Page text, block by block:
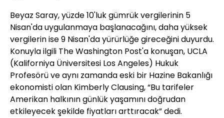
Beyaz Saray, yüzde 10'luk gümrük vergilerinin 5
Nisan'da uygulanmaya başlanacağını, daha yüksek
vergilerin ise 9 Nisan'da yürürlüğe gireceğini duyurdu.
Konuyla ilgili The Washington Post'a konuşan, UCLA
(Kaliforniya Üniversitesi Los Angeles) Hukuk
Profesörü ve aynı zamanda eski bir Hazine Bakanlığı
ekonomisti olan Kimberly Clausing, “Bu tarifeler
Amerikan halkının günlük yaşamını doğrudan
etkileyecek şekilde fiyatları arttıracak” dedi.